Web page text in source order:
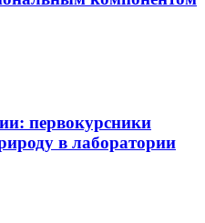
первокурсники
в лаборатории